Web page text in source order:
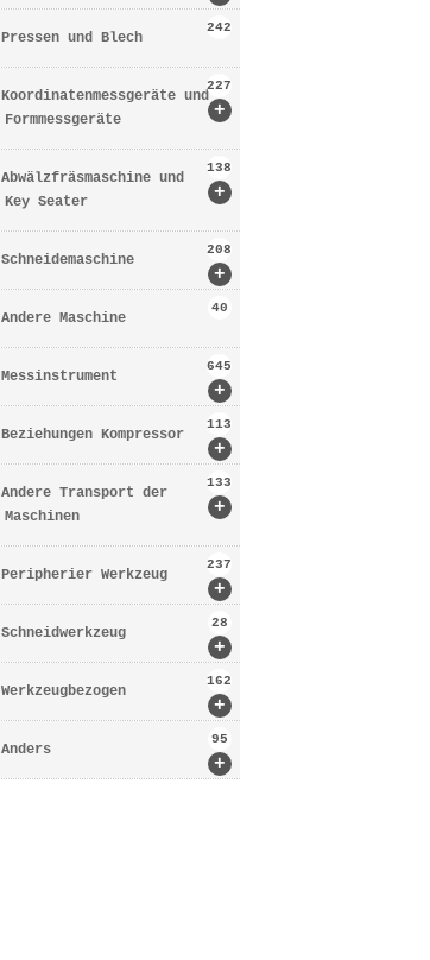
Pressen und Blech
242
+
Koordinatenmessgeräte und
Formmessgeräte
227
+
Abwälzfräsmaschine und
Key Seater
138
+
Schneidemaschine
208
Andere Maschine
40
+
Messinstrument
645
+
Beziehungen Kompressor
113
+
Andere Transport der
Maschinen
133
+
Peripherier Werkzeug
237
+
Schneidwerkzeug
28
+
Werkzeugbezogen
162
+
Anders
95